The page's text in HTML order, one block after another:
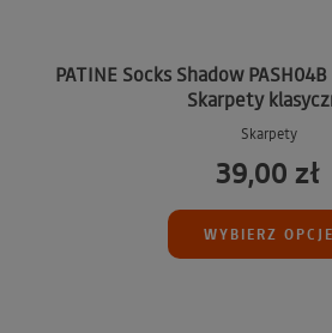
PATINE Socks Shadow
Skarpety
Skarpety
39,00 zł
WYBIERZ OPCJE